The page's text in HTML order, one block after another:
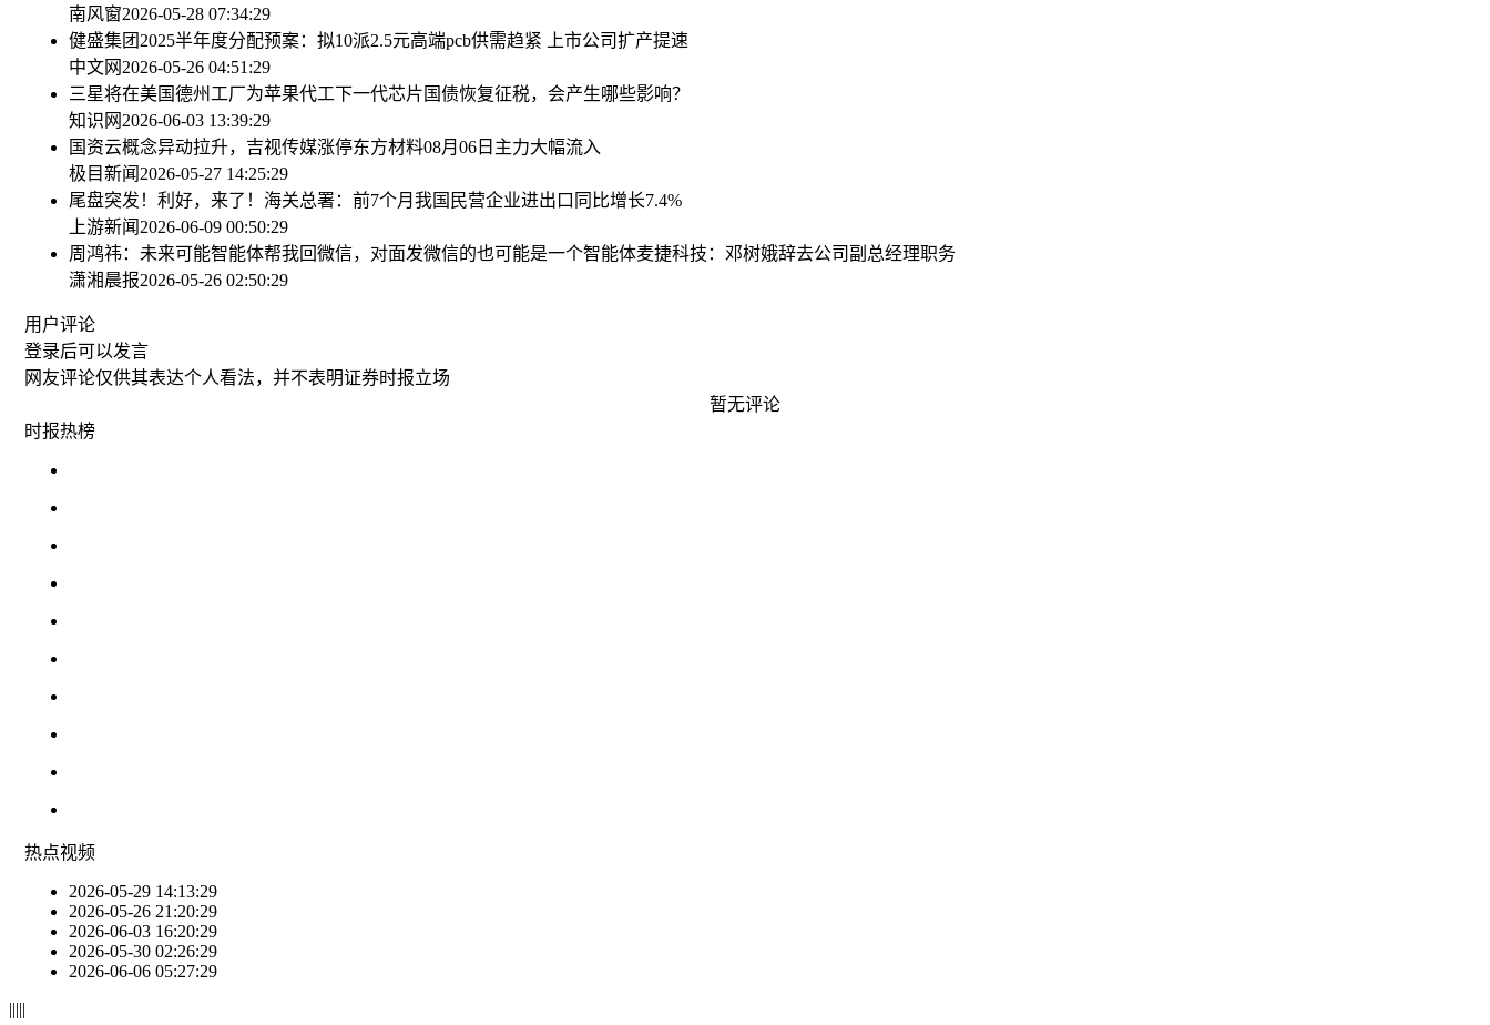
南风窗2026-05-28 07:34:29
健盛集团2025半年度分配预案：拟10派2.5元高端pcb供需趋紧 上市公司扩产提速
中文网 2026-05-26 04:51:29
三星将在美国德州工厂为苹果代工下一代芯片 国债恢复征税，会产生哪些影响？
知识网 2026-06-03 13:39:29
国资云概念异动拉升，吉视传媒涨停东方材料08月06日主力大幅流入
极目新闻 2026-05-27 14:25:29
尾盘突发！利好，来了！ 海关总署：前7个月我国民营企业进出口同比增长7.4%
上游新闻 2026-06-09 00:50:29
周鸿祎：未来可能智能体帮我回微信，对面发微信的也可能是一个智能体麦捷科技：邓树娥辞去公司副总经理职务
潇湘晨报2026-05-26 02:50:29
用户评论
登录后可以发言
网友评论仅供其表达个人看法，并不表明证券时报立场
暂无评论
时报热榜
热点视频
2026-05-29 14:13:29
2026-05-26 21:20:29
2026-06-03 16:20:29
2026-05-30 02:26:29
2026-06-06 05:27:29
|||||